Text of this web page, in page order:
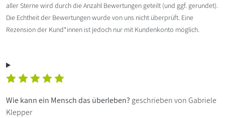
aller Sterne wird durch die Anzahl Bewertungen geteilt (und ggf. gerundet).
Die Echtheit der Bewertungen wurde von uns nicht überprüft. Eine
Rezension der Kund*innen ist jedoch nur mit Kundenkonto möglich.
Wie kann ein Mensch das überleben? geschrieben von Gabriele
Klepper